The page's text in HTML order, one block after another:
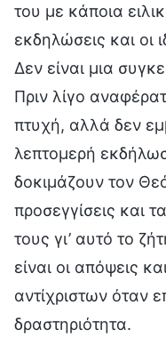
του με κάποια
εκδηλώσεις και οι
Δεν είναι μια
Πριν λίγο
πτυχή, αλλά δεν
λεπτομερή
δοκιμάζουν τον
προσεγγίσεις και
τους γι’ αυτό το
είναι οι απόψεις
αντίχριστων όταν
δραστηριότητα.